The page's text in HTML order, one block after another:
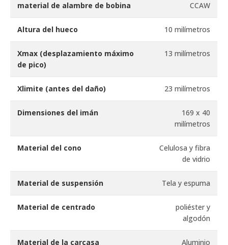
material de alambre de bobina CCAW
Altura del hueco 10 milímetros
Xmax (desplazamiento máximo
de pico)
13 milímetros
Xlimite (antes del daño) 23 milímetros
Dimensiones del imán
169 x 40
milímetros
Material del cono
Celulosa y fibra
de vidrio
Material de suspensión Tela y espuma
Material de centrado
poliéster y
algodón
Material de la carcasa Aluminio